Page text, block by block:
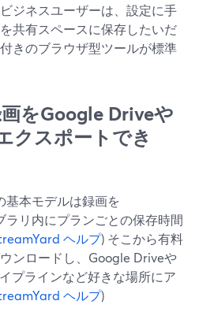
ジネスユーザーは、設定に手
共有スペースに保存したいだ
きのブラウザ型ツールが標準
をGoogle Driveや
クスポートでき
本モデルは録画を
リ内にプランごとの保存時間
ヘルプ) そこから有料
ンロードし、Google Driveや
プラインなど好きな場所にア
ヘルプ)